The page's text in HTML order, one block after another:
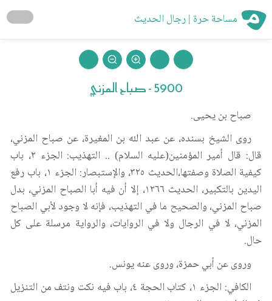
مساحة حرة | رجال الحديث
5900 - صباح المزني
صباح بن يحيى.
روى الشيخ بسنده، عن عبد الله بن المغيرة، عن صباح المزني،
قال: قال أمير المؤمنين(عليه السلام) .. التهذيب: الجزء ٢، باب
كيفية الصلاة وصفتها،الحديث ٣٢٥، والإستبصار: الجزء ١، باب رفع
اليدين بالتكبير، الحديث ١٢٦٦، إلا أن فيه أبا الصباح المزني، بدل
صباح المزني، والصحيح ما في التهذيب، فإنه لا وجود لأبي الصباح
المزني، لا في الرجال ولا في الروايات، والرواية مرسلة على كل
حال.
وروى عن أبي حمزة، وروى عنه يونس.
الكافي: الجزء ١، كتاب الحجة ٤، باب فيه نكت ونتف من التنزيل